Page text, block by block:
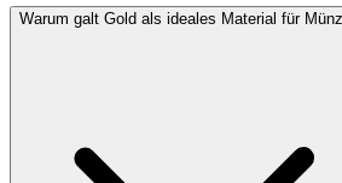
Warum galt Gold als ideales Material für